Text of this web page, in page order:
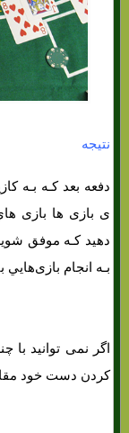
نتیجه
دفعه بعد کـه بـه
ی بازی ها بازی
دهید کـه موفق
بـه انجام بازی‌هایي
اگر نمی توانید
کردن دست خود